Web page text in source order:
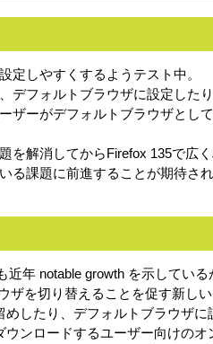
定しやすくするようテスト中。
フォルトブラウザに設定した
ーがデフォルトブラウザと
解消してからFirefox 135で広く
る課題に前進することが期待され
年 notable growth を示してい
を切り替えることを促す新し
したり、デフォルトブラウザ
ンロードするユーザー向けの